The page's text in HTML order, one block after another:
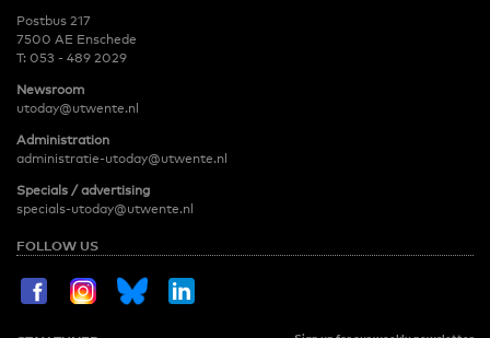
Postbus 217
7500 AE Enschede
T: 053 - 489 2029
Newsroom
utoday@utwente.nl
Administration
administratie-utoday@utwente.nl
Specials / advertising
specials-utoday@utwente.nl
FOLLOW US